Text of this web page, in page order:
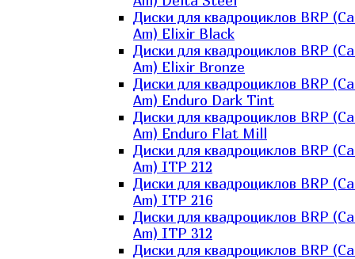
Диски для квадроциклов BRP
Am) Elixir Black
Диски для квадроциклов BRP
Am) Elixir Bronze
Диски для квадроциклов BRP
Am) Enduro Dark Tint
Диски для квадроциклов BRP
Am) Enduro Flat Mill
Диски для квадроциклов BRP
Am) ITP 212
Диски для квадроциклов BRP
Am) ITP 216
Диски для квадроциклов BRP
Am) ITP 312
Диски для квадроциклов BRP